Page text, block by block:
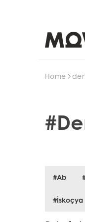
Home
#Ab
#İskoçya